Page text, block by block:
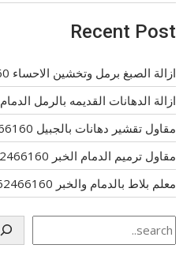
Recent Post
ازالة الصبغ برمل وتخشين الاحساء 0562466160
ازالة الدهانات القديمه بالرمل الدمام 0562466160
مقاول تقشير دهانات بالجبيل 0562466160
مقاول ترميم الدمام الخبر 0562466160
معلم بلاط بالدمام والخبر 0562466160
Search